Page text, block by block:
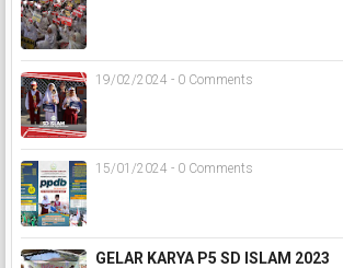
19/02/2024 - 0 Comments
15/01/2024 - 0 Comments
GELAR KARYA P5 SD ISLAM 2023